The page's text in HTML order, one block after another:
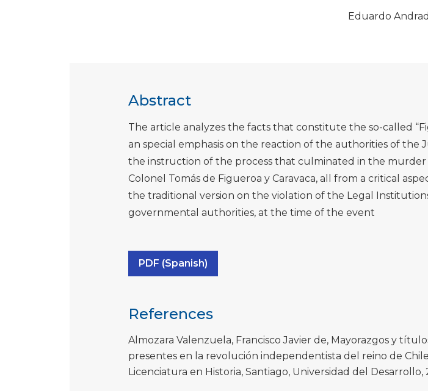
Eduardo
Abstract
The article analyzes the facts that constitute the so-called
an special emphasis on the reaction of the authorities of the
the instruction of the process that culminated in the
Colonel Tomás de Figueroa y Caravaca, all from a critical
the traditional version on the violation of the Legal
governmental authorities, at the time of the event
PDF (Spanish)
References
Almozara Valenzuela, Francisco Javier de, Mayorazgos y
presentes en la revolución independentista del reino de
Licenciatura en Historia, Santiago, Universidad del Desarrollo,